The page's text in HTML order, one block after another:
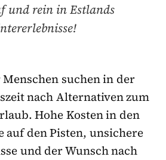
und rein in Estlands
suchen in der
nach Alternativen zum
Hohe Kosten in den
auf den Pisten, unsichere
und der Wunsch nach